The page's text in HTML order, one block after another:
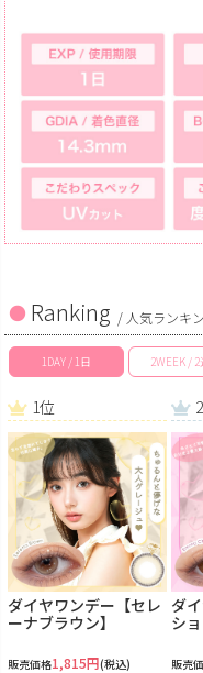
Ranking / 人気ランキ
1DAY / 1日 2WEEK /
1位
ダイヤワンデー【セレ
ーナブラウン】
販売価格1,815円(税込)
ダ
ショ
販売